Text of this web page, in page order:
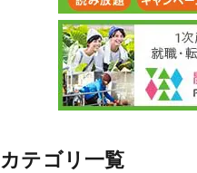
カテゴリ一覧